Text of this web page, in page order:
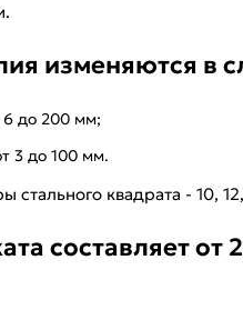
изменяются в
6 до 200 мм;
3 до 100 мм.
стального квадрата - 10,
составляет от